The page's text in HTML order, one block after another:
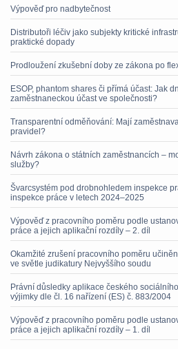
Výpověď pro nadbytečnost
Distributoři léčiv jako subjekty kritické
praktické dopady
Prodloužení zkušební doby ze zákona po
ESOP, phantom shares či přímá účast: Jak
zaměstnaneckou účast ve společnosti?
Transparentní odměňování: Mají
pravidel?
Návrh zákona o státních zaměstnancích –
služby?
Švarcsystém pod drobnohledem inspekce
inspekce práce v letech 2024–2025
Výpověď z pracovního poměru podle
práce a jejich aplikační rozdíly – 2. díl
Okamžité zrušení pracovního poměru
ve světle judikatury Nejvyššího soudu
Právní důsledky aplikace českého
výjimky dle čl. 16 nařízení (ES) č. 883/2004
Výpověď z pracovního poměru podle
práce a jejich aplikační rozdíly – 1. díl